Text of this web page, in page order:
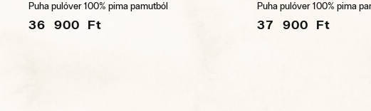
Puha pulóver 100% pima pamutból
36 900 Ft
Puha pulóver 100% pima
37 900 Ft